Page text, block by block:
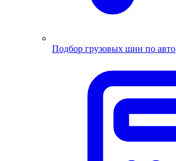
Подбор грузовых шин по авто